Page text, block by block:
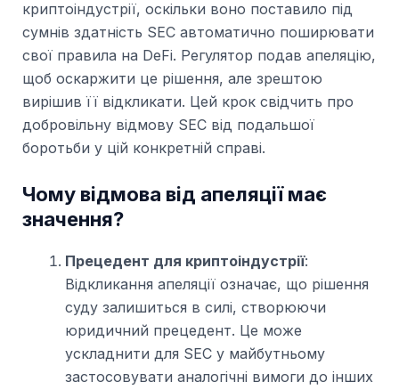
криптоіндустрії, оскільки воно поставило під
сумнів здатність SEC автоматично поширювати
свої правила на DeFi. Регулятор подав апеляцію,
щоб оскаржити це рішення, але зрештою
вирішив її відкликати. Цей крок свідчить про
добровільну відмову SEC від подальшої
боротьби у цій конкретній справі.
Чому відмова від апеляції має
значення?
Прецедент для криптоіндустрії:
Відкликання апеляції означає, що рішення
суду залишиться в силі, створюючи
юридичний прецедент. Це може
ускладнити для SEC у майбутньому
застосовувати аналогічні вимоги до інших